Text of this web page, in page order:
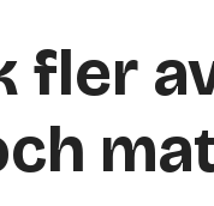
fler